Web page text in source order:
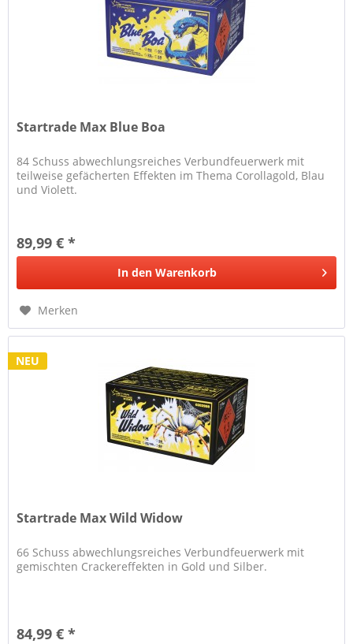
Startrade Max Blue Boa
84 Schuss abwechlungsreiches Verbundfeuerwerk mit
teilweise gefächerten Effekten im Thema Corollagold, Blau
und Violett.
89,99 € *
In den Warenkorb
Merken
NEU
Startrade Max Wild Widow
66 Schuss abwechlungsreiches Verbundfeuerwerk mit
gemischten Crackereffekten in Gold und Silber.
84,99 € *